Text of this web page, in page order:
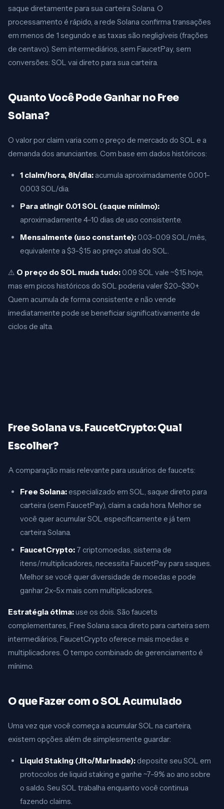
saque diretamente para sua carteira Solana. O
processamento é rápido, a rede Solana confirma transações
em menos de 1 segundo e as taxas são negligíveis (frações
de centavo). Sem intermediários, sem FaucetPay, sem
conversões: SOL vai direto para sua carteira.
Quanto Você Pode Ganhar no Free
Solana?
O valor por claim varia com o preço de mercado do SOL e a
demanda dos anunciantes. Com base em dados históricos:
1 claim/hora, 8h/dia: acumula aproximadamente 0.001–
0.003 SOL/dia.
Para atingir 0.01 SOL (saque mínimo):
aproximadamente 4–10 dias de uso consistente.
Mensalmente (uso constante):0.03–0.09 SOL/mês,
equivalente a $3–$15 ao preço atual do SOL.
⚠️ O preço do SOL muda tudo:0.09 SOL vale ~$15 hoje,
mas em picos históricos do SOL poderia valer $20–$30+.
Quem acumula de forma consistente e não vende
imediatamente pode se beneficiar significativamente de
ciclos de alta.
Free Solana vs. FaucetCrypto: Qual
Escolher?
A comparação mais relevante para usuários de faucets:
Free Solana: especializado em SOL, saque direto para
carteira (sem FaucetPay), claim a cada hora. Melhor se
você quer acumular SOL especificamente e já tem
carteira Solana.
FaucetCrypto: 7 criptomoedas, sistema de
itens/multiplicadores, necessita FaucetPay para saques.
Melhor se você quer diversidade de moedas e pode
ganhar 2x–5x mais com multiplicadores.
Estratégia ótima:use os dois. São faucets
complementares, Free Solana saca direto para carteira sem
intermediários, FaucetCrypto oferece mais moedas e
multiplicadores. O tempo combinado de gerenciamento é
mínimo.
O que Fazer com o SOL Acumulado
Uma vez que você começa a acumular SOL na carteira,
existem opções além de simplesmente guardar:
Liquid Staking (Jito/Marinade): deposite seu SOL em
protocolos de liquid staking e ganhe ~7–9% ao ano sobre
o saldo. Seu SOL trabalha enquanto você continua
fazendo claims.